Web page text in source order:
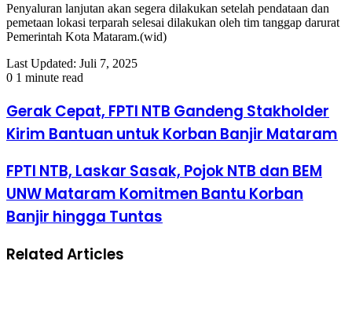
Penyaluran lanjutan akan segera dilakukan setelah pendataan dan
pemetaan lokasi terparah selesai dilakukan oleh tim tanggap darurat
Pemerintah Kota Mataram.(wid)
Last Updated: Juli 7, 2025
0 1 minute read
Gerak Cepat, FPTI NTB Gandeng Stakholder
Kirim Bantuan untuk Korban Banjir Mataram
FPTI NTB, Laskar Sasak, Pojok NTB dan BEM
UNW Mataram Komitmen Bantu Korban
Banjir hingga Tuntas
Related Articles